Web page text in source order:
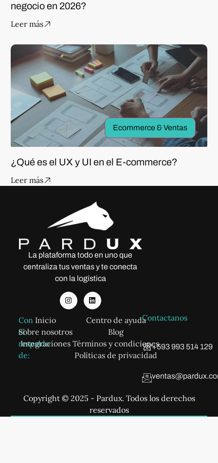
negocio en 2026?
Leer más
Ecommerce & Ventas
¿Qué es el UX y UI en el E-commerce?
Leer más
La plataforma todo en uno que
centraliza tus ventas y te conecta
con la logística
Con
el
respaldo
de:
Inicio
Sobre nosotros
Integraciones
Centro de ayuda
Blog
Términos y condiciones
Políticas de privacidad
Contactanos
+593 993 514 129
Copyright © 2025 - Pardux. Todos los derechos
reservados